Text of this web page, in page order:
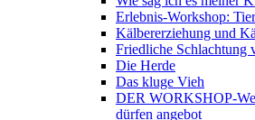
Erlebnis-Workshop:
Kälbererziehung und
Friedliche Schlachtung
Die Herde
Das kluge Vieh
DER WORKSHOP-
dürfen angebot